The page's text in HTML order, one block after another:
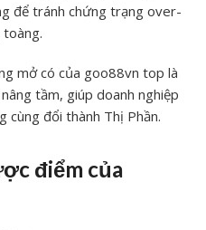
để tránh chứng trạng over-
mở có của goo88vn top là
tầm, giúp doanh nghiệp
cùng đổi thành Thị Phần.
điểm của